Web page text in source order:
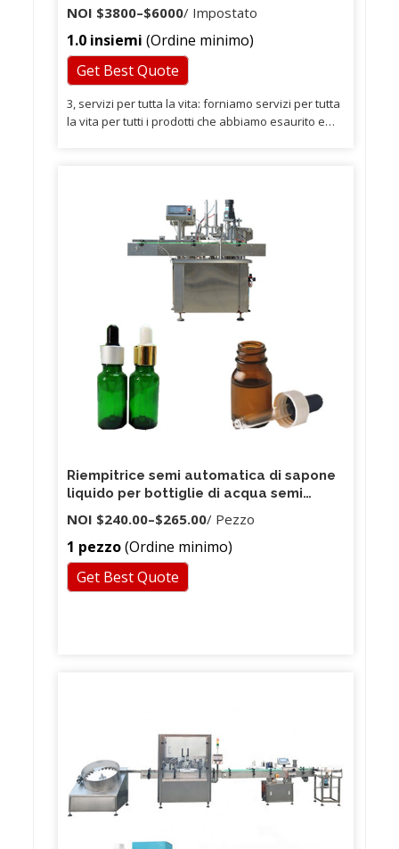
NOI $3800–$6000/ Impostato
1.0 insiemi (Ordine minimo)
Get Best Quote
3, servizi per tutta la vita: forniamo servizi per tutta
la vita per tutti i prodotti che abbiamo esaurito e
possibile chiedere alla società di ispezione di terze
parti o al proprio ispettore di ispezionare i prodotti
prima della spedizione.
Riempitrice semi automatica di sapone
liquido per bottiglie di acqua semi
macchina automatica per sapone
liquido
NOI $240.00–$265.00/ Pezzo
1 pezzo(Ordine minimo)
Get Best Quote